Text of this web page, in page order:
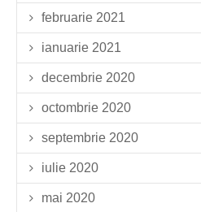
februarie 2021
ianuarie 2021
decembrie 2020
octombrie 2020
septembrie 2020
iulie 2020
mai 2020